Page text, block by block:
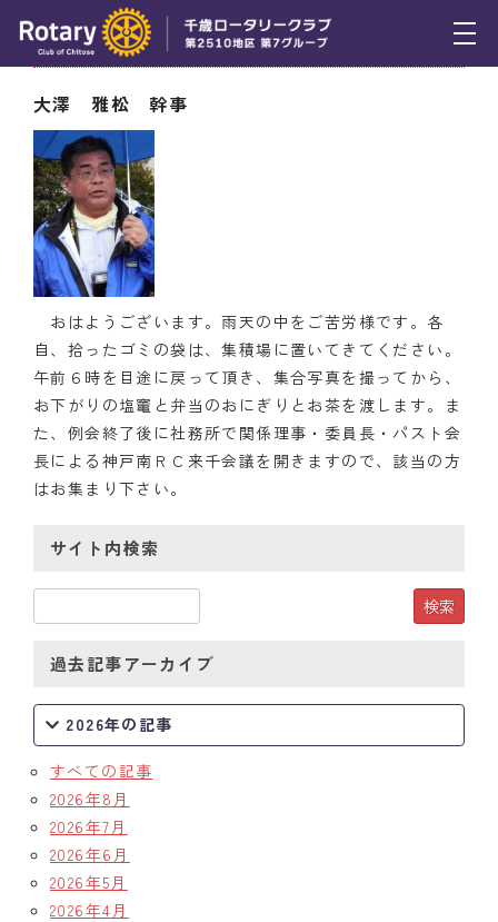
トピックス
例会報告
活動報告
理事会報告
スケジュール
年間プログラム
木曜会
組織図
クラブのあゆみ
クラブの歴史
歴代会長・幹事
例会場・事務局の案内
リンク集
情報公開
入会のご案内
9月4日（水） 幹事報告
大澤 雅松 幹事
おはようございます。雨天の中をご苦労様です。各
自、拾ったゴミの袋は、集積場に置いてきてください。
午前６時を目途に戻って頂き、集合写真を撮ってから、
お下がりの塩竃と弁当のおにぎりとお茶を渡します。ま
た、例会終了後に社務所で関係理事・委員長・パスト会
長による神戸南ＲＣ来千会議を開きますので、該当の方
はお集まり下さい。
サイト内検索
過去記事アーカイブ
2026年の記事
すべての記事
2026年8月
2026年7月
2026年6月
2026年5月
2026年4月